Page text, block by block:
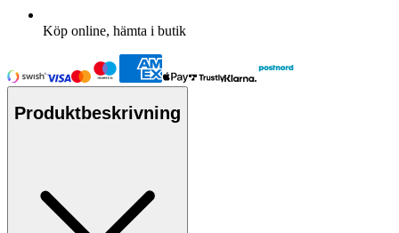
Köp online, hämta i butik
Produktbeskrivning